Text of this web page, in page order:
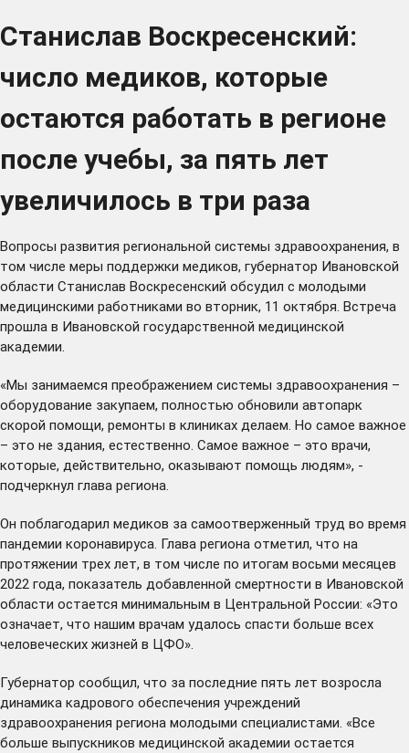
Станислав Воскресенский:
число медиков, которые
остаются работать в регионе
после учебы, за пять лет
увеличилось в три раза
Вопросы развития региональной системы здравоохранения, в
том числе меры поддержки медиков, губернатор Ивановской
области Станислав Воскресенский обсудил с молодыми
медицинскими работниками во вторник, 11 октября. Встреча
прошла в Ивановской государственной медицинской
академии.
«Мы занимаемся преображением системы здравоохранения –
оборудование закупаем, полностью обновили автопарк
скорой помощи, ремонты в клиниках делаем. Но самое важное
– это не здания, естественно. Самое важное – это врачи,
которые, действительно, оказывают помощь людям», -
подчеркнул глава региона.
Он поблагодарил медиков за самоотверженный труд во время
пандемии коронавируса. Глава региона отметил, что на
протяжении трех лет, в том числе по итогам восьми месяцев
2022 года, показатель добавленной смертности в Ивановской
области остается минимальным в Центральной России: «Это
означает, что нашим врачам удалось спасти больше всех
человеческих жизней в ЦФО».
Губернатор сообщил, что за последние пять лет возросла
динамика кадрового обеспечения учреждений
здравоохранения региона молодыми специалистами. «Все
больше выпускников медицинской академии остается